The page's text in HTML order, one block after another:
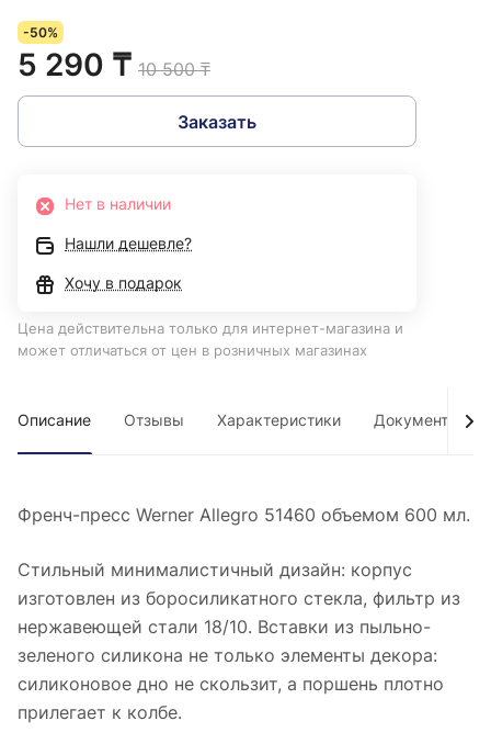
-50%
5 290 ₸ 10 500 ₸
Заказать
Нет в наличии
Нашли дешевле?
Хочу в подарок
Цена действительна только для интернет-магазина и
может отличаться от цен в розничных магазинах
Описание Отзывы Характеристики Документы
Френч-пресс Werner Allegro 51460 объемом 600 мл.
Стильный минималистичный дизайн: корпус
изготовлен из боросиликатного стекла, фильтр из
нержавеющей стали 18/10. Вставки из пыльно-
зеленого силикона не только элементы декора:
силиконовое дно не скользит, а поршень плотно
прилегает к колбе.